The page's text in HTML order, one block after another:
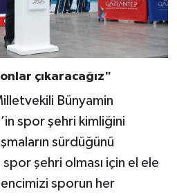
çıkaracağız"
Bünyamin
spor şehri kimliğini
sürdüğünü
şehri olması için el ele
sporun her